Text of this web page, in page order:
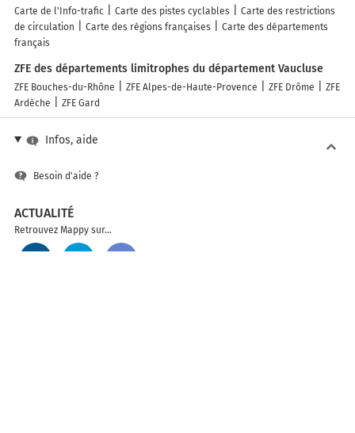
Carte de l'Info-trafic Carte des pistes cyclables
Carte des restrictions
de circulation
Carte des régions françaises
Carte des départements
français
ZFE des départements limitrophes du département Vaucluse
ZFE Bouches-du-Rhône ZFE Alpes-de-Haute-Provence ZFE Drôme
ZFE
Ardèche
ZFE Gard
Infos, aide
Besoin d'aide ?
ACTUALITÉ
Retrouvez Mappy sur...